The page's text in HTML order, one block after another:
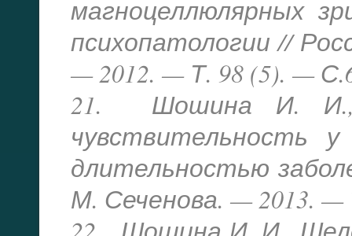
магноцеллюлярных
психопатологии //
— 2012. — Т. 98 (5). —
21. Шошина И. И.,
чувствительность
длительностью
М. Сеченова. — 2013. —